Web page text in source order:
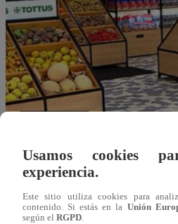
Usamos cookies
experiencia.
Este sitio utiliza cookies para
contenido. Si estás en la Unión
según el RGPD